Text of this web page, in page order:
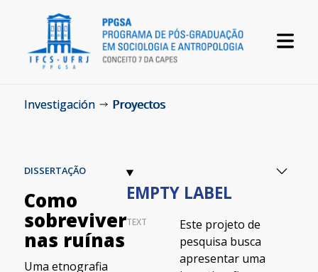
Investigación Proyectos
DISSERTAÇÃO
Como
sobreviver
nas ruínas
Uma etnografia
EMPTY LABEL
TEXT
Este projeto de
pesquisa busca
apresentar uma